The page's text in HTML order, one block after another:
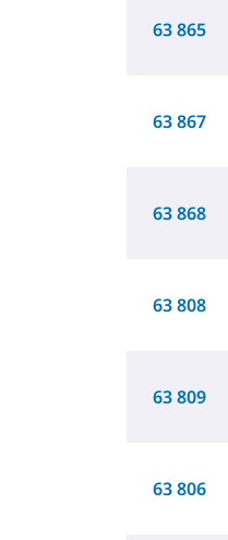
63 865
63 867
63 868
63 808
63 809
63 806